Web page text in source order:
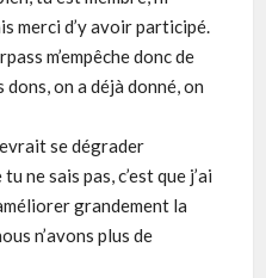
merci d’y avoir participé.
m’empêche donc de
on a déjà donné, on
se dégrader
ne sais pas, c’est que j’ai
grandement la
n’avons plus de